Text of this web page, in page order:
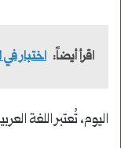
اقرأ أيضاً: اختبار في
اليوم، تُعتبر اللغة